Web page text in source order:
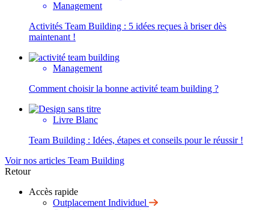
Management
Activités Team Building : 5 idées reçues à briser dès
maintenant !
Management
Comment choisir la bonne activité team building ?
Livre Blanc
Team Building : Idées, étapes et conseils pour le réussir !
Voir nos articles Team Building
Retour
Accès rapide
Outplacement Individuel